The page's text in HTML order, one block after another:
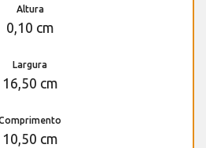
Altura
0,10 cm
Largura
16,50 cm
10,50 cm